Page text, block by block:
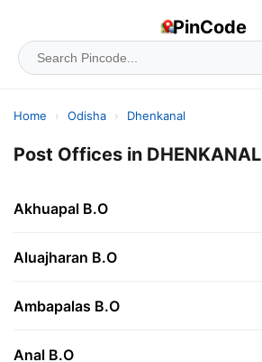
PinCode
Home › Odisha › Dhenkanal
Post Offices in DHENKANAL
Akhuapal B.O
Aluajharan B.O
Ambapalas B.O
Anal B.O